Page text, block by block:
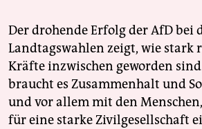
Der drohende Erfolg der AfD bei
Landtagswahlen zeigt, wie stark
Kräfte inzwischen geworden
braucht es Zusammenhalt und
und vor allem mit den
für eine starke Zivilgesellschaft